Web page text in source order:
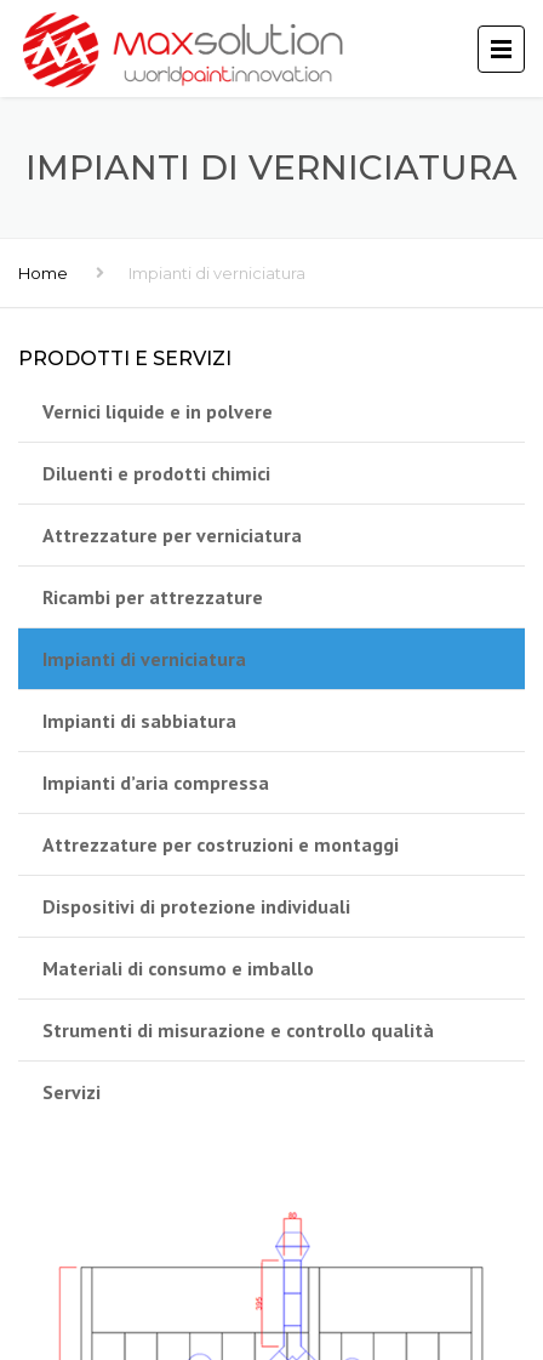
IMPIANTI DI VERNICIATURA
Home Impianti di verniciatura
PRODOTTI E SERVIZI
Vernici liquide e in polvere
Diluenti e prodotti chimici
Attrezzature per verniciatura
Ricambi per attrezzature
Impianti di verniciatura
Impianti di sabbiatura
Impianti d’aria compressa
Attrezzature per costruzioni e montaggi
Dispositivi di protezione individuali
Materiali di consumo e imballo
Strumenti di misurazione e controllo qualità
Servizi